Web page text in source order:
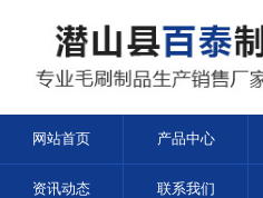
网站首页 产品中心
资讯动态 联系我们